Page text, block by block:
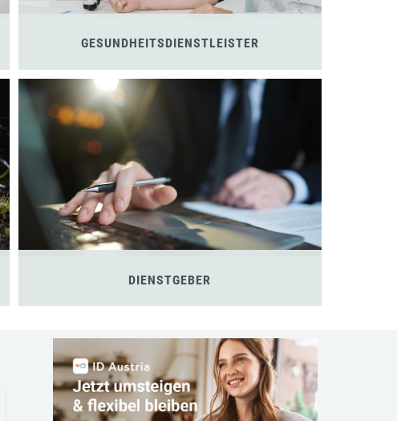
GESUNDHEITSDIENSTLEISTER
DIENSTGEBER